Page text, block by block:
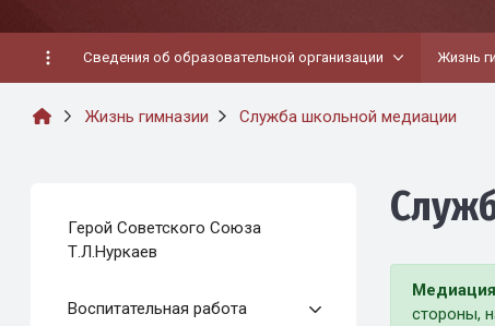
Сведения об образовательной организации Жизнь
Жизнь гимназии Служба школьной медиации
Герой Советского Союза
Т.Л.Нуркаев
Воспитательная работа
Медиация
стороны,